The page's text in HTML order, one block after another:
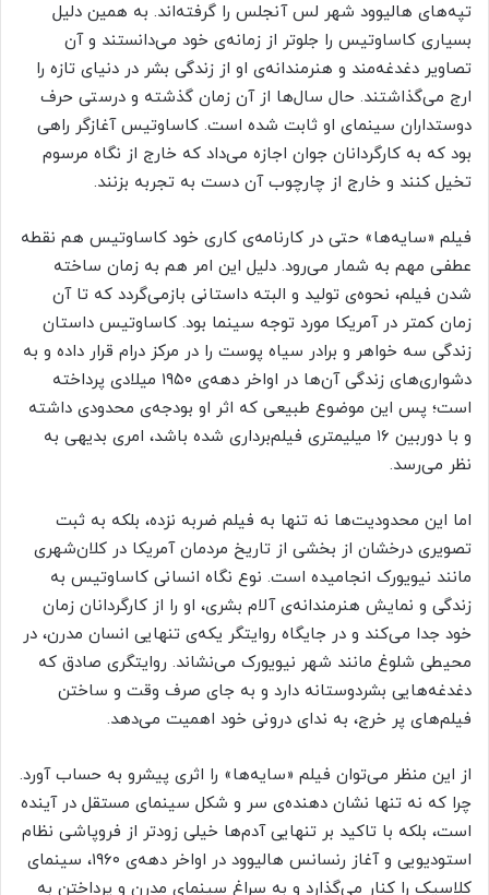
تپه‌های هالیوود شهر لس آنجلس را گرفته‌اند. به همین دلیل
بسیاری کاساوتیس را جلوتر از زمانه‌ی خود می‌دانستند و آن
تصاویر دغدغه‌مند و هنرمندانه‌ی او از زندگی بشر در دنیای تازه را
ارج می‌‌گذاشتند. حال سال‌ها از آن زمان گذشته و درستی حرف
دوستداران سینمای او ثابت شده است. کاساوتیس آغازگر راهی
بود که به کارگردانان جوان اجازه می‌داد که خارج از نگاه مرسوم
تخیل کنند و خارج از چارچوب آن دست به تجربه بزنند.
فیلم «سایه‌ها» حتی در کارنامه‌ی کاری خود کاساوتیس هم نقطه
عطفی مهم به شمار می‌رود. دلیل این امر هم به زمان ساخته
شدن فیلم، نحوه‌ی تولید و البته داستانی بازمی‌گردد که تا آن
زمان کمتر در آمریکا مورد توجه سینما بود. کاساوتیس داستان
زندگی سه خواهر و برادر سیاه پوست را در مرکز درام قرار داده و به
دشواری‌های زندگی آن‌ها در اواخر دهه‌ی ۱۹۵۰ میلادی پرداخته
است؛ پس این موضوع طبیعی که اثر او بودجه‌ی محدودی داشته
و با دوربین ۱۶ میلیمتری فیلم‌برداری شده باشد، امری بدیهی به
نظر می‌رسد.
اما این محدودیت‌ها نه تنها به فیلم ضربه نزده، بلکه به ثبت
تصویری درخشان از بخشی از تاریخ مردمان آمریکا در کلان‌شهری
مانند نیویورک انجامیده است. نوع نگاه انسانی کاساوتیس به
زندگی و نمایش هنرمندانه‌ی آلام بشری، او را از کارگردانان زمان
خود جدا می‌کند و در جایگاه روایتگر یکه‌ی تنهایی انسان مدرن، در
محیطی شلوغ مانند شهر نیویورک می‌نشاند. روایتگری صادق که
دغدغه‌هایی بشردوستانه دارد و به جای صرف وقت و ساختن
فیلم‌های پر خرج، به ندای درونی خود اهمیت می‌دهد.
از این منظر می‌توان فیلم «سایه‌ها» را اثری پیشرو به حساب آورد.
چرا که نه تنها نشان دهنده‌ی سر و شکل سینمای مستقل در آینده
است، بلکه با تاکید بر تنهایی آدم‌ها خیلی زودتر از فروپاشی نظام
استودیویی و آغاز رنسانس هالیوود در اواخر دهه‌ی ۱۹۶۰، سینمای
کلاسیک را کنار می‌گذارد و به سراغ سینمای مدرن و پرداختن به